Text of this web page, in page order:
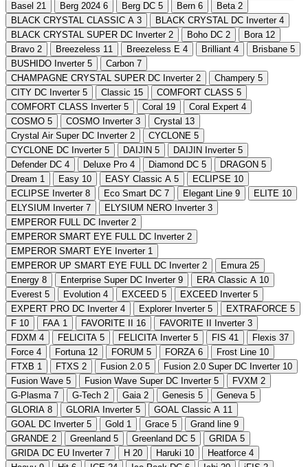
Basel 21 Berg 2024 6 Berg DC 5 Bern 6 Beta 2
BLACK CRYSTAL CLASSIC A 3 BLACK CRYSTAL DC Inverter 4
BLACK CRYSTAL SUPER DC Inverter 2 Boho DC 2 Bora 12
Bravo 2 Breezeless 11 Breezeless E 4 Brilliant 4 Brisbane 5
BUSHIDO Inverter 5 Carbon 7
CHAMPAGNE CRYSTAL SUPER DC Inverter 2 Champery 5
CITY DC Inverter 5 Classic 15 COMFORT CLASS 5
COMFORT CLASS Inverter 5 Coral 19 Coral Expert 4
COSMO 5 COSMO Inverter 3 Crystal 13
Crystal Air Super DC Inverter 2 CYCLONE 5
CYCLONE DC Inverter 5 DAIJIN 5 DAIJIN Inverter 5
Defender DC 4 Deluxe Pro 4 Diamond DC 5 DRAGON 5
Dream 1 Easy 10 EASY Classic A 5 ECLIPSE 10
ECLIPSE Inverter 8 Eco Smart DC 7 Elegant Line 9 ELITE 10
ELYSIUM Inverter 7 ELYSIUM NERO Inverter 3
EMPEROR FULL DC Inverter 2
EMPEROR SMART EYE FULL DC Inverter 2
EMPEROR SMART EYE Inverter 1
EMPEROR UP SMART EYE FULL DC Inverter 2 Emura 25
Energy 8 Enterprise Super DC Inverter 9 ERA Classic A 10
Everest 5 Evolution 4 EXCEED 5 EXCEED Inverter 5
EXPERT PRO DC Inverter 4 Explorer Inverter 5 EXTRAFORCE 5
F 10 FAA 1 FAVORITE II 16 FAVORITE II Inverter 3
FDXM 4 FELICITA 5 FELICITA Inverter 5 FIS 41 Flexis 37
Force 4 Fortuna 12 FORUM 5 FORZA 6 Frost Line 10
FTXB 1 FTXS 2 Fusion 2.0 5 Fusion 2.0 Super DC Inverter 10
Fusion Wave 5 Fusion Wave Super DC Inverter 5 FVXM 2
G-Plasma 7 G-Tech 2 Gaia 2 Genesis 5 Geneva 5
GLORIA 8 GLORIA Inverter 5 GOAL Classic A 11
GOAL DC Inverter 5 Gold 1 Grace 5 Grand line 9
GRANDE 2 Greenland 5 Greenland DC 5 GRIDA 5
GRIDA DC EU Inverter 7 H 20 Haruki 10 Heatforce 4